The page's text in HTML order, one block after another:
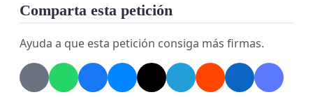
Comparta esta petición
Ayuda a que esta petición consiga más firmas.